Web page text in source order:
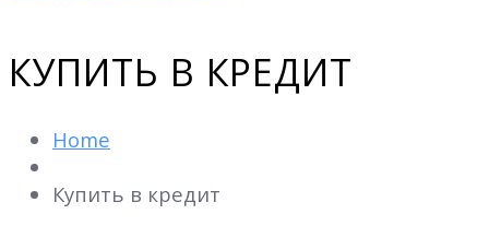
КУПИТЬ В КРЕДИТ
Home
Купить в кредит